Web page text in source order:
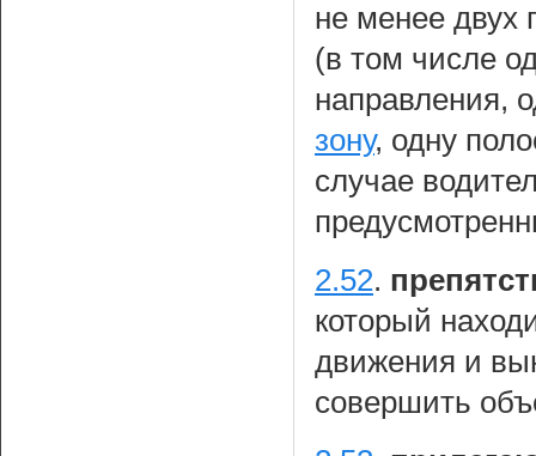
не менее двух
(в том числе
направления,
зону, одну
случае
2.52.
который
движения и
совершить